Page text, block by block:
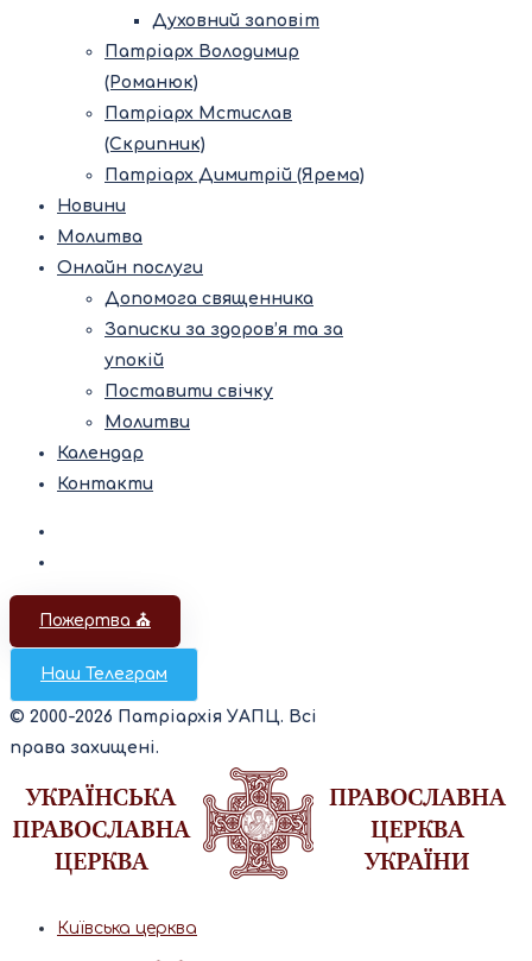
Духовний заповіт
Патріарх Володимир
(Романюк)
Патріарх Мстислав
(Скрипник)
Патріарх Димитрій (Ярема)
Новини
Молитва
Онлайн послуги
Допомога священника
Записки за здоров’я та за
упокій
Поставити свічку
Молитви
Календар
Контакти
Пожертва ⛪️
Наш Телеграм
© 2000-2026 Патріархія УАПЦ. Всі
права захищені.
Київська церква